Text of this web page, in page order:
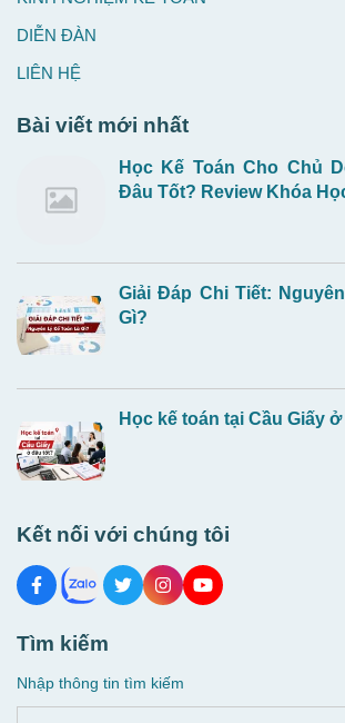
DIỄN ĐÀN
LIÊN HỆ
Bài viết mới nhất
Học Kế Toán Cho Chủ
Đâu Tốt? Review Khóa
Giải Đáp Chi Tiết:
Gì?
Học kế toán tại Cầu Giấy
Kết nối với chúng tôi
Tìm kiếm
Nhập thông tin tìm kiếm